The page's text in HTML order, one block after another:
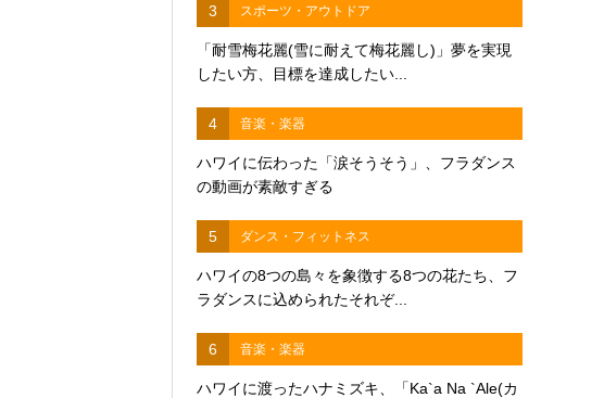
3 スポーツ・アウトドア
「耐雪梅花麗(雪に耐えて梅花麗し)」夢を実現
したい方、目標を達成したい...
4 音楽・楽器
ハワイに伝わった「涙そうそう」、フラダンス
の動画が素敵すぎる
5 ダンス・フィットネス
ハワイの8つの島々を象徴する8つの花たち、フ
ラダンスに込められたそれぞ...
6 音楽・楽器
ハワイに渡ったハナミズキ、「Ka`a Na `Ale(カ